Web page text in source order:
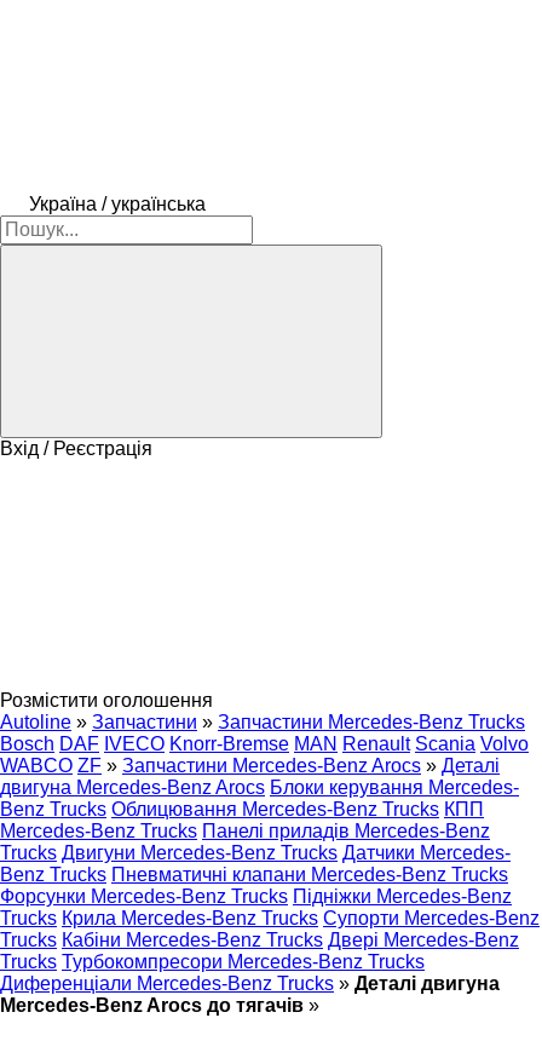
Україна / українська
Вхід / Реєстрація
Розмістити оголошення
Autoline » Запчастини » Запчастини Mercedes-Benz Trucks
Bosch DAF IVECO Knorr-Bremse MAN Renault Scania Volvo
WABCO ZF » Запчастини Mercedes-Benz Arocs » Деталі
двигуна Mercedes-Benz Arocs Блоки керування Mercedes-
Benz Trucks Облицювання Mercedes-Benz Trucks КПП
Mercedes-Benz Trucks Панелі приладів Mercedes-Benz
Trucks Двигуни Mercedes-Benz Trucks Датчики Mercedes-
Benz Trucks Пневматичні клапани Mercedes-Benz Trucks
Форсунки Mercedes-Benz Trucks Підніжки Mercedes-Benz
Trucks Крила Mercedes-Benz Trucks Супорти Mercedes-Benz
Trucks Кабіни Mercedes-Benz Trucks Двері Mercedes-Benz
Trucks Турбокомпресори Mercedes-Benz Trucks
Диференціали Mercedes-Benz Trucks » Деталі двигуна
Mercedes-Benz Arocs до тягачів »